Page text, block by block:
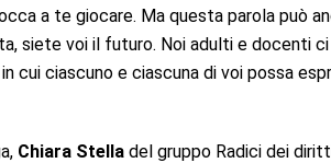
a te giocare. Ma questa parola può
siete voi il futuro. Noi adulti e docenti
cui ciascuno e ciascuna di voi possa
Chiara Stella del gruppo Radici dei